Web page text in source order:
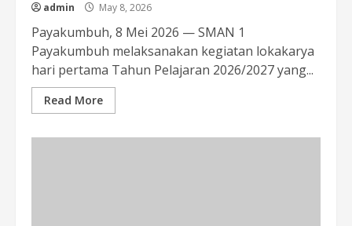
admin May 8, 2026
Payakumbuh, 8 Mei 2026 — SMAN 1
Payakumbuh melaksanakan kegiatan lokakarya
hari pertama Tahun Pelajaran 2026/2027 yang...
Read More